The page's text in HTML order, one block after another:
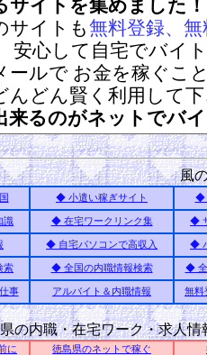
サイトを集めました！
サイトも無料登録、
安心して自宅でバイ
ールで お金を稼ぐこ
んどん賢く利用して
来るのがネットでバ
風
◆ 小遣い稼ぎサイト ◆
識 ◆ 在宅ワークリンク集 ◆
◆ 自宅パソコンで高収入 ◆
索 ◆ 全国の内職情報検索 ◆ 全
事 アルバイト＆内職情報 無料
の内職・在宅ワーク・求人
に 徳島県のネットで稼ぐ